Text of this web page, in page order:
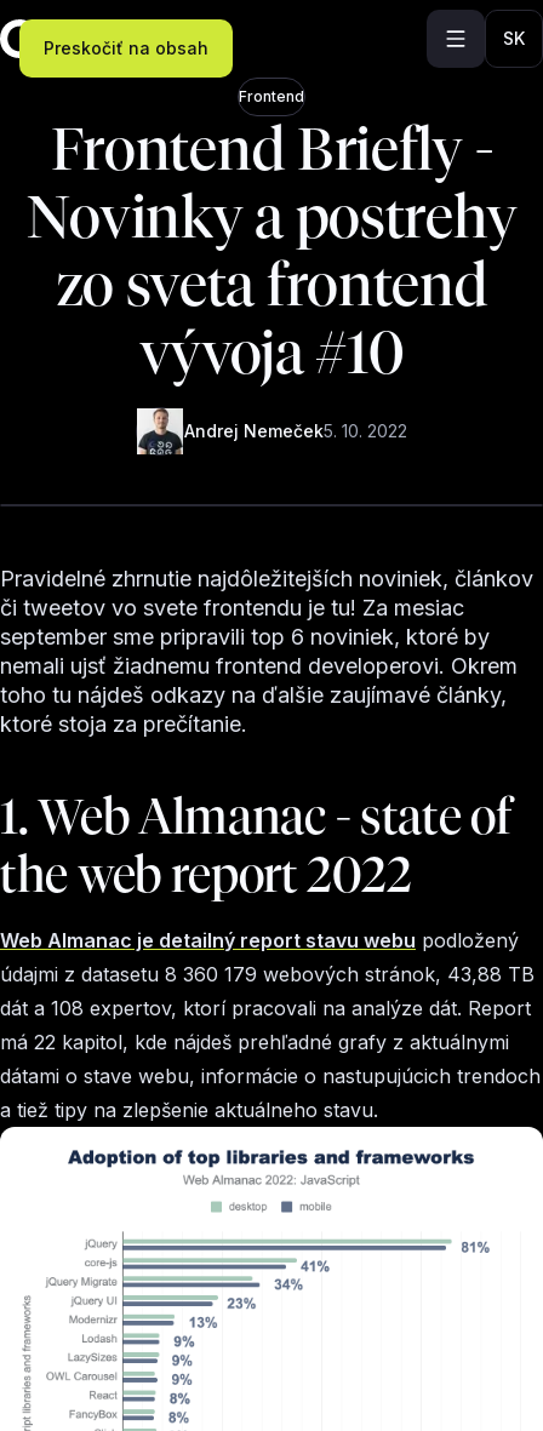
Preskočiť na obsah SK
Frontend
Frontend Briefly -
Novinky a postrehy
zo sveta frontend
vývoja #10
Andrej Nemeček5. 10. 2022
Pravidelné zhrnutie najdôležitejších noviniek, článkov
či tweetov vo svete frontendu je tu! Za mesiac
september sme pripravili top 6 noviniek, ktoré by
nemali ujsť žiadnemu frontend developerovi. Okrem
toho tu nájdeš odkazy na ďalšie zaujímavé články,
ktoré stoja za prečítanie.
1. Web Almanac - state of
the web report 2022
Web Almanac je detailný report stavu webu podložený
údajmi z datasetu 8 360 179 webových stránok, 43,88 TB
dát a 108 expertov, ktorí pracovali na analýze dát. Report
má 22 kapitol, kde nájdeš prehľadné grafy z aktuálnymi
dátami o stave webu, informácie o nastupujúcich trendoch
a tiež tipy na zlepšenie aktuálneho stavu.